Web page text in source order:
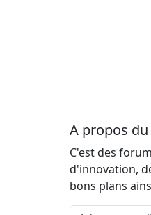
A propos
C'est des
d'innovation,
bons plans